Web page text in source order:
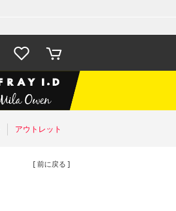
お気に入
り
カート
アウトレット
[ 前に戻る ]